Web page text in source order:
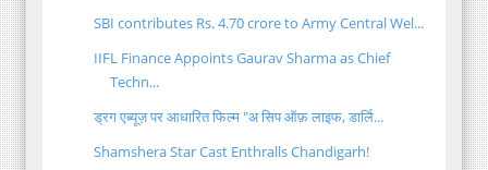
SBI contributes Rs. 4.70 crore to Army Central Wel...
IIFL Finance Appoints Gaurav Sharma as Chief
Techn...
ड्रग एब्यूज़ पर आधारित फिल्म "अ सिप ऑफ़ लाइफ, डार्लि...
Shamshera Star Cast Enthralls Chandigarh!